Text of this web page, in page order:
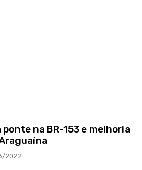
na BR-153 e melhoria
2022